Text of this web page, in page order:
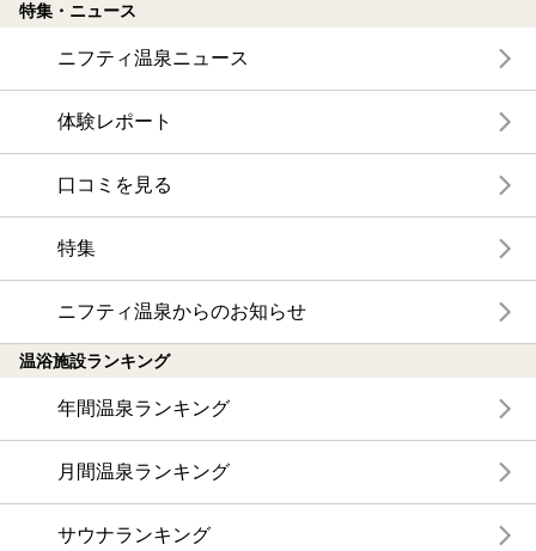
特集・ニュース
ニフティ温泉ニュース
体験レポート
口コミを見る
特集
ニフティ温泉からのお知らせ
温浴施設ランキング
年間温泉ランキング
月間温泉ランキング
サウナランキング